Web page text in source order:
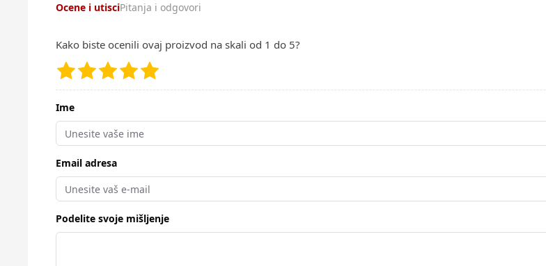
Ocene i utisciPitanja i odgovori
Kako biste ocenili ovaj proizvod na skali od 1 do 5?
Ime
Email adresa
Podelite svoje mišljenje